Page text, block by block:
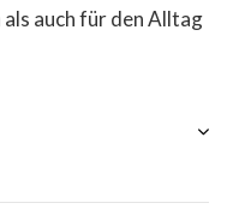
auch für den Alltag